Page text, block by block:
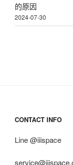
的原因
2024-07-30
CONTACT INFO
Line @iiispace